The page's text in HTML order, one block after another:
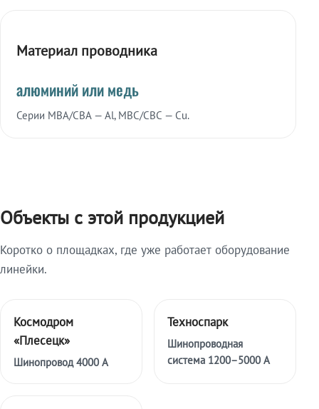
Материал проводника
алюминий или медь
Серии МВА/СВА — Al, МВС/СВС — Cu.
Объекты с этой продукцией
Коротко о площадках, где уже работает оборудование
линейки.
Космодром
«Плесецк»
Шинопровод 4000 А
Техноспарк
Шинопроводная
система 1200–5000 А